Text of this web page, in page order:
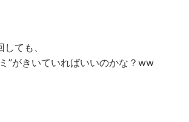
ても、
”がきいていればいいのかな？ww